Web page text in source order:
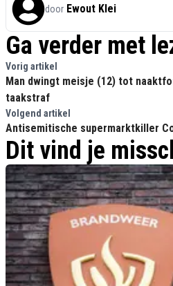
door Ewout Klei
Ga verder met
Vorig artikel
Man dwingt meisje (12) tot
taakstraf
Volgend artikel
Antisemitische supermarktkiller
Dit vind je